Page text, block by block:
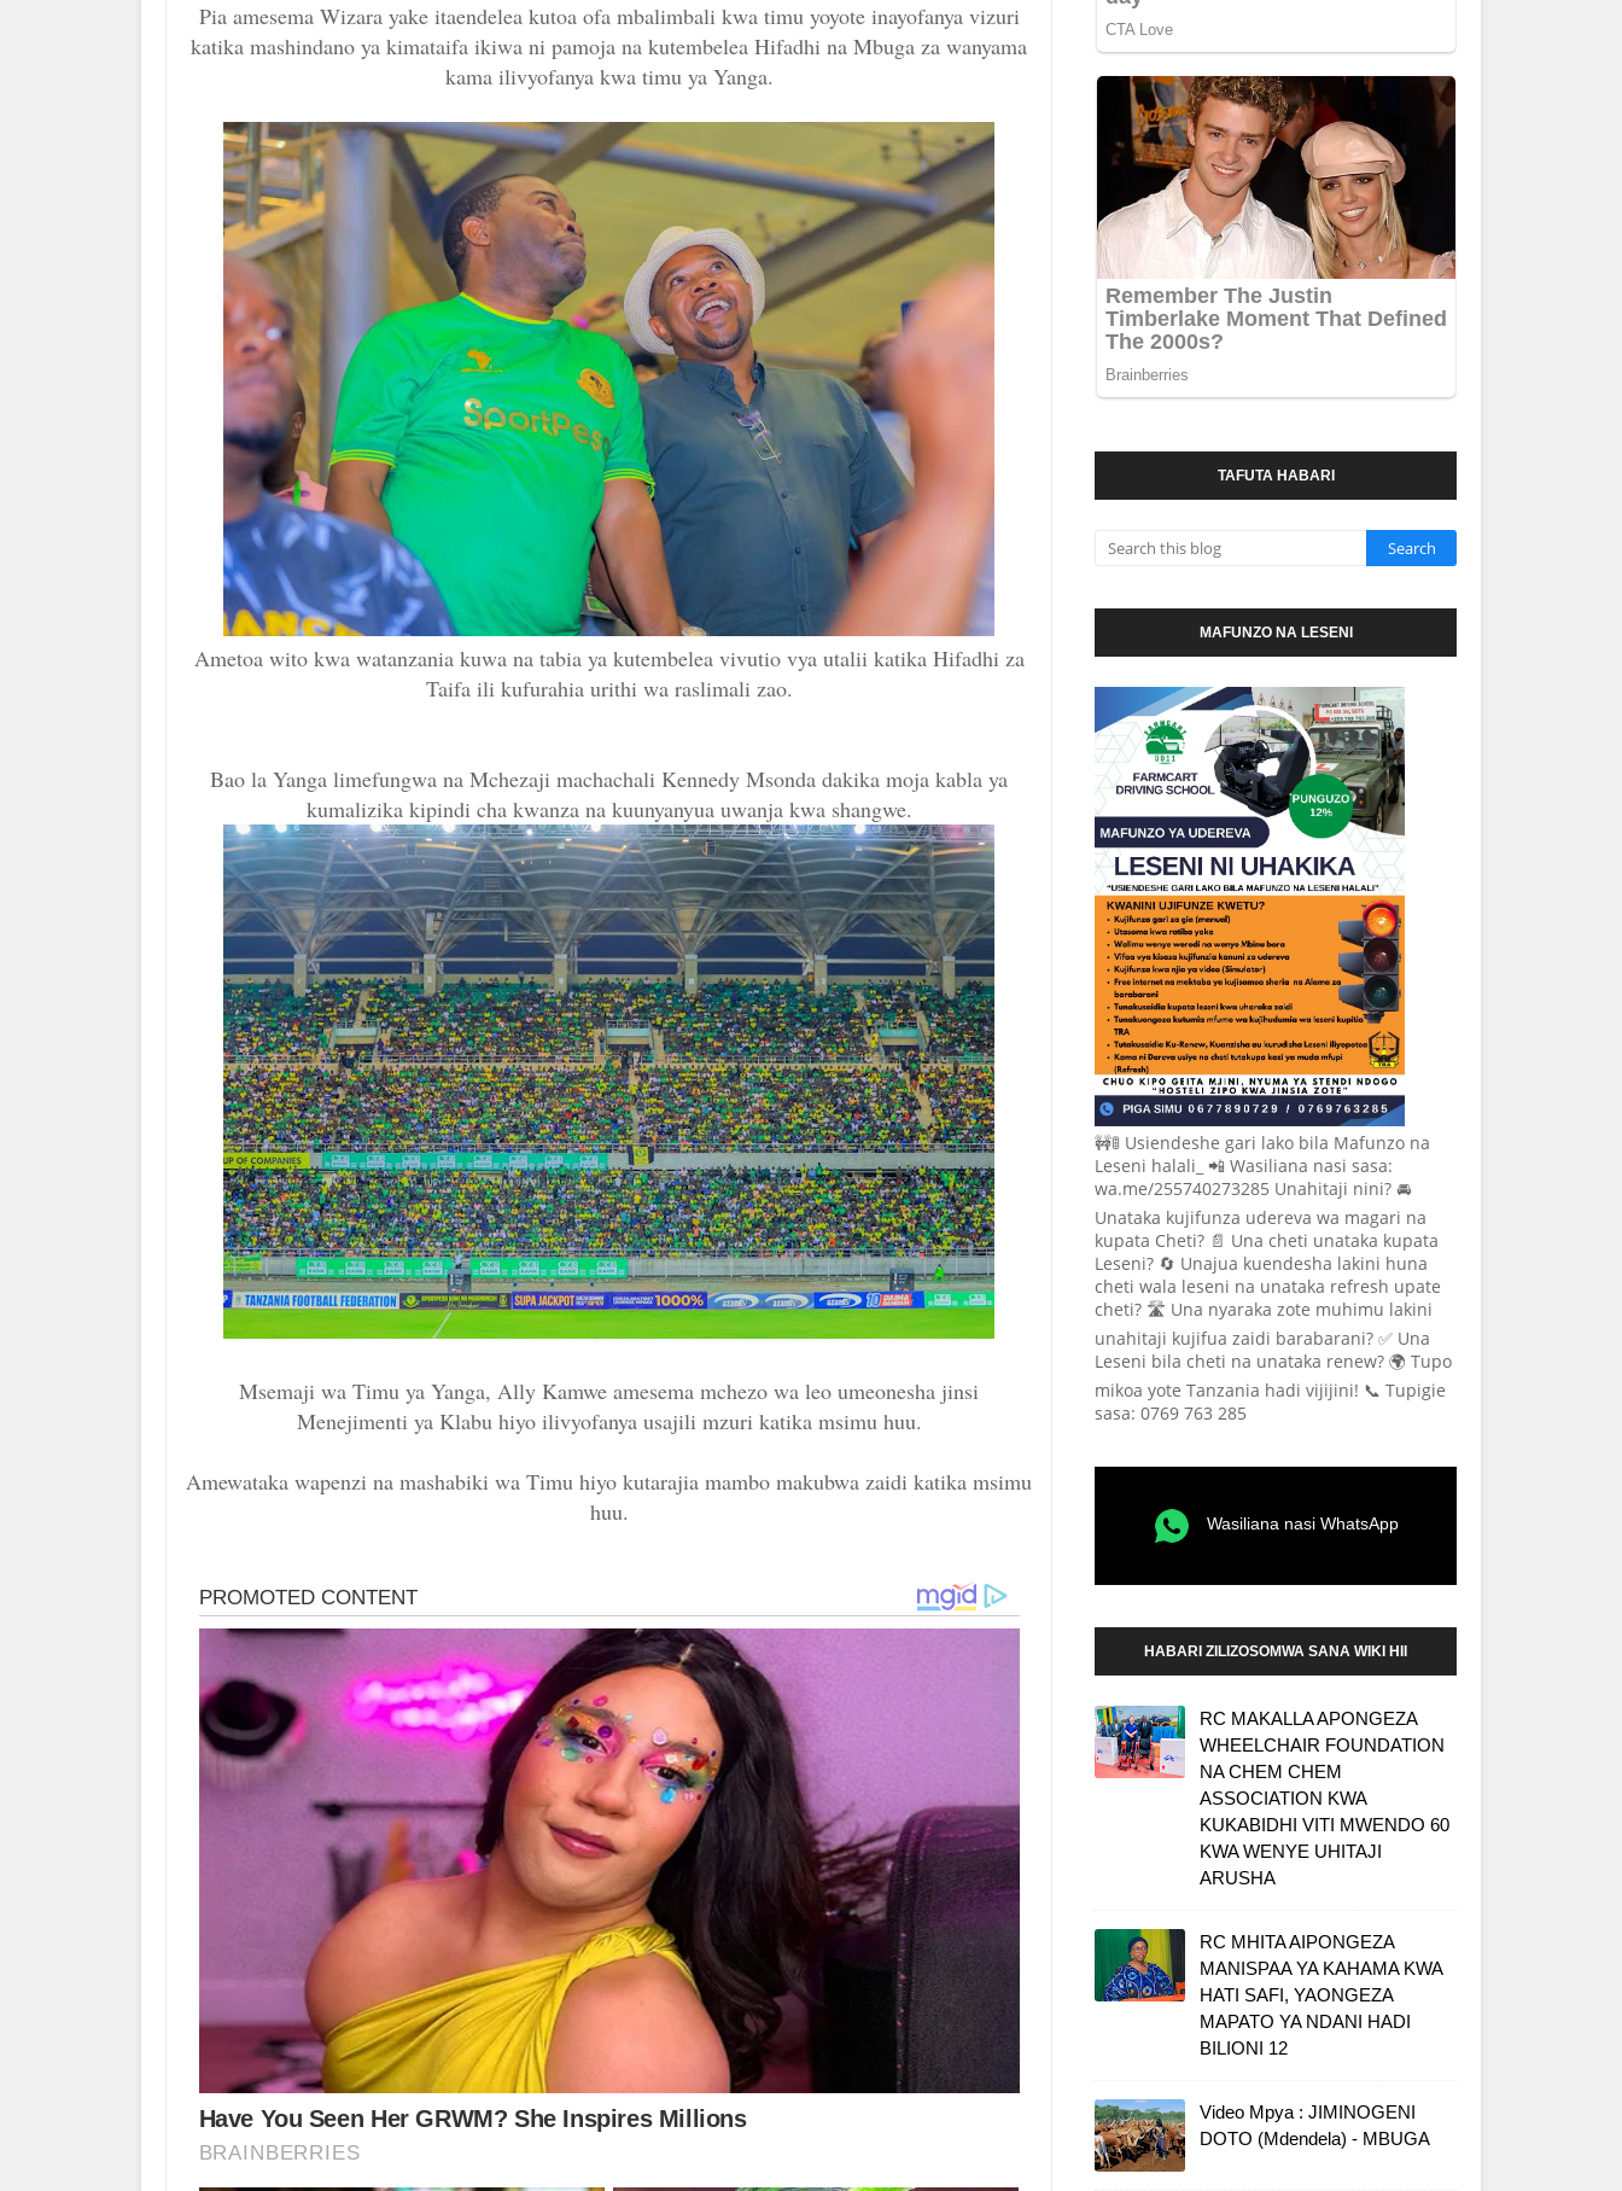
Pia amesema Wizara yake itaendelea kutoa ofa mbalimbali kwa timu yoyote inayofanya vizuri
katika mashindano ya kimataifa ikiwa ni pamoja na kutembelea Hifadhi na Mbuga za wanyama
kama ilivyofanya kwa timu ya Yanga.
Ametoa wito kwa watanzania kuwa na tabia ya kutembelea vivutio vya utalii katika Hifadhi za
Taifa ili kufurahia urithi wa raslimali zao.
Bao la Yanga limefungwa na Mchezaji machachali Kennedy Msonda dakika moja kabla ya
kumalizika kipindi cha kwanza na kuunyanyua uwanja kwa shangwe.
Msemaji wa Timu ya Yanga, Ally Kamwe amesema mchezo wa leo umeonesha jinsi
Menejimenti ya Klabu hiyo ilivyofanya usajili mzuri katika msimu huu.
Amewataka wapenzi na mashabiki wa Timu hiyo kutarajia mambo makubwa zaidi katika msimu
huu.
TAFUTA HABARI
MAFUNZO NA LESENI
🚧🚦 Usiendeshe gari lako bila Mafunzo na
Leseni halali_ 📲 Wasiliana nasi sasa:
wa.me/255740273285 Unahitaji nini? 🚘
Unataka kujifunza udereva wa magari na
kupata Cheti? 📄 Una cheti unataka kupata
Leseni? 🔄 Unajua kuendesha lakini huna
cheti wala leseni na unataka refresh upate
cheti? 🛣️ Una nyaraka zote muhimu lakini
unahitaji kujifua zaidi barabarani? ✅ Una
Leseni bila cheti na unataka renew? 🌍 Tupo
mikoa yote Tanzania hadi vijijini! 📞 Tupigie
sasa: 0769 763 285
Wasiliana nasi WhatsApp
HABARI ZILIZOSOMWA SANA WIKI HII
RC MAKALLA APONGEZA
WHEELCHAIR FOUNDATION
NA CHEM CHEM
ASSOCIATION KWA
KUKABIDHI VITI MWENDO 60
KWA WENYE UHITAJI
ARUSHA
RC MHITA AIPONGEZA
MANISPAA YA KAHAMA KWA
HATI SAFI, YAONGEZA
MAPATO YA NDANI HADI
BILIONI 12
Video Mpya : JIMINOGENI
DOTO (Mdendela) - MBUGA